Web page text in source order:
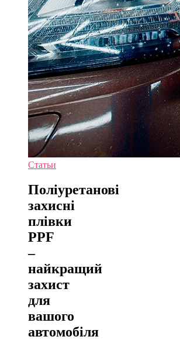
Статьи
Поліуретанові
захисні
плівки
PPF
–
найкращий
захист
для
вашого
автомобіля